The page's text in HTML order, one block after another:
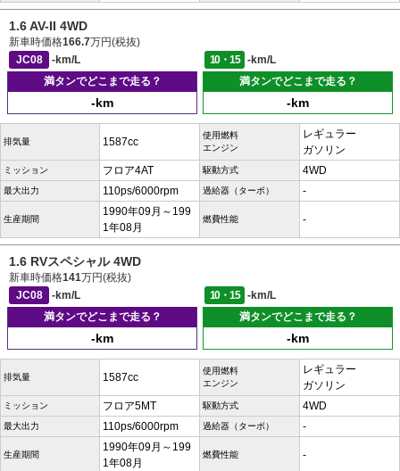
1.6 AV-II 4WD
新車時価格166.7万円(税抜)
JC08
-km/L 10・15
-km/L
満タンでどこまで走る？
-km
満タンでどこまで走る？
-km
排気量 1587cc
使用燃料
エンジン
レギュラー
ガソリン
ミッション フロア4AT 駆動方式 4WD
最大出力 110ps/6000rpm 過給器（ターボ） -
生産期間
1990年09月～199
1年08月
燃費性能 -
1.6 RVスペシャル 4WD
新車時価格141万円(税抜)
JC08
-km/L 10・15
-km/L
満タンでどこまで走る？
-km
満タンでどこまで走る？
-km
排気量 1587cc
使用燃料
エンジン
レギュラー
ガソリン
ミッション フロア5MT 駆動方式 4WD
最大出力 110ps/6000rpm 過給器（ターボ） -
生産期間
1990年09月～199
1年08月
燃費性能 -